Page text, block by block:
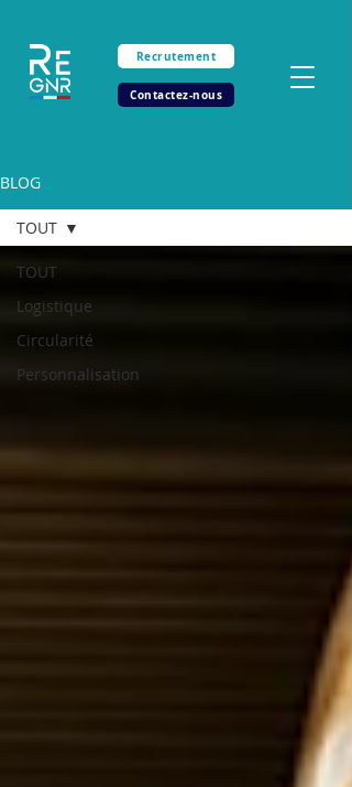
Recrutement
Contactez-nous
BLOG
TOUT
Logistique
Circularité
Personnalisation
TOUT